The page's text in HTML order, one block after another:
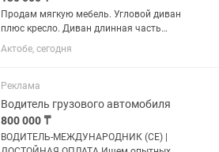
Продам мягкую мебель. Угловой диван
плюс кресло. Диван длинная часть
раскладывается как «дельфин»,
полноценное двуспальное место.
ящик для хранения белья. Кресло...
Актобе, сегодня
Реклама
Водитель грузового автомобиля
800 000 ₸
ВОДИТЕЛЬ-МЕЖДУНАРОДНИК (CE) |